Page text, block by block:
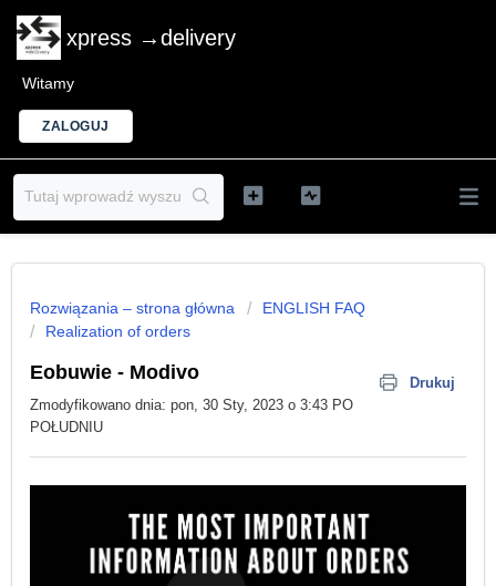
xpress →delivery
Witamy
ZALOGUJ
Rozwiązania – strona główna
ENGLISH FAQ
Realization of orders
Eobuwie - Modivo
Drukuj
Zmodyfikowano dnia: pon, 30 Sty, 2023 o 3:43 PO
POŁUDNIU